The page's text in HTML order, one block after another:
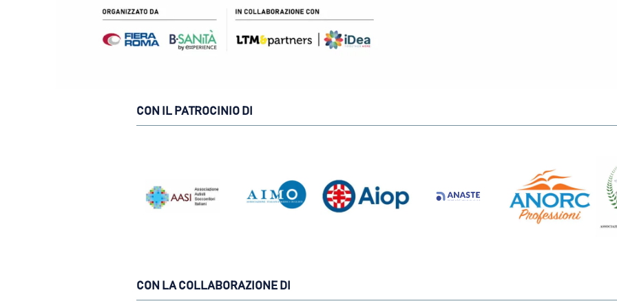
CON IL PATROCINIO DI
CON LA COLLABORAZIONE DI